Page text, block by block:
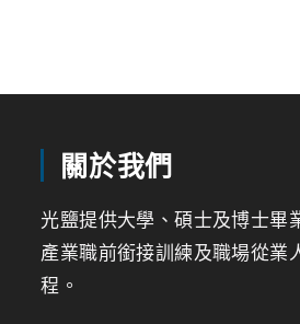
關於我們
光鹽提供大學、碩士及博士畢
產業職前銜接訓練及職場從業
程。